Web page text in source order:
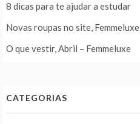
8 dicas para te ajudar a estudar
Novas roupas no site, Femmeluxe
O que vestir, Abril – Femmeluxe
CATEGORIAS